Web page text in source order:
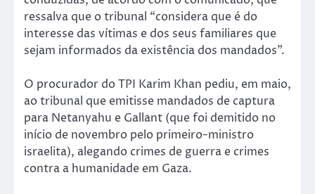
ressalva que o tribunal “considera que é do
interesse das vítimas e dos seus familiares que
sejam informados da existência dos mandados”.
O procurador do TPI Karim Khan pediu, em maio,
ao tribunal que emitisse mandados de captura
para Netanyahu e Gallant (que foi demitido no
início de novembro pelo primeiro-ministro
israelita), alegando crimes de guerra e crimes
contra a humanidade em Gaza.